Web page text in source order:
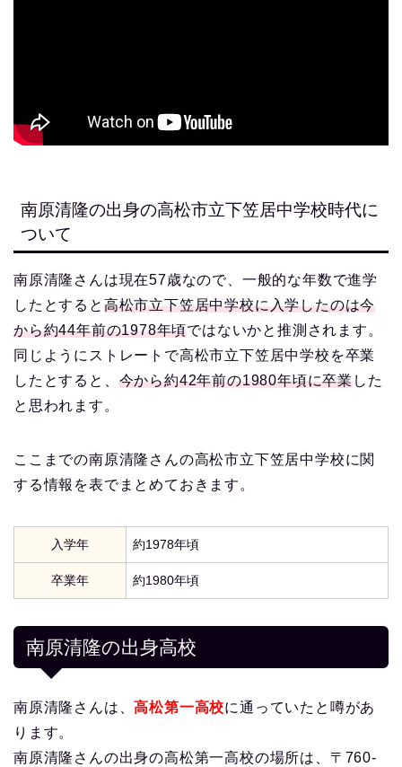
南原清隆の出身の高松市立下笠居中学校時代に
ついて
南原清隆さんは現在57歳なので、一般的な年数で進学
したとすると 高松市立下笠居中学校に入学したのは今
から約44年前の1978年頃ではないかと推測されます。
同じようにストレートで高松市立下笠居中学校を卒業
したとすると、 今から約42年前の1980年頃に卒業した
と思われます。
ここまでの南原清隆さんの高松市立下笠居中学校に関
する情報を表でまとめておきます。
入学年 約1978年頃
卒業年 約1980年頃
南原清隆の出身高校
南原清隆さんは、 高松第一高校に通っていたと噂があ
ります。
南原清隆さんの出身の高松第一高校の場所は、〒760-